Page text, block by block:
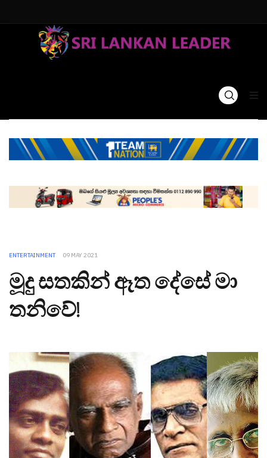
ENTERTAINMENT 09 MAY 2021
මූදු සතකින් ඈත දේසේ මා
තනිවේ!